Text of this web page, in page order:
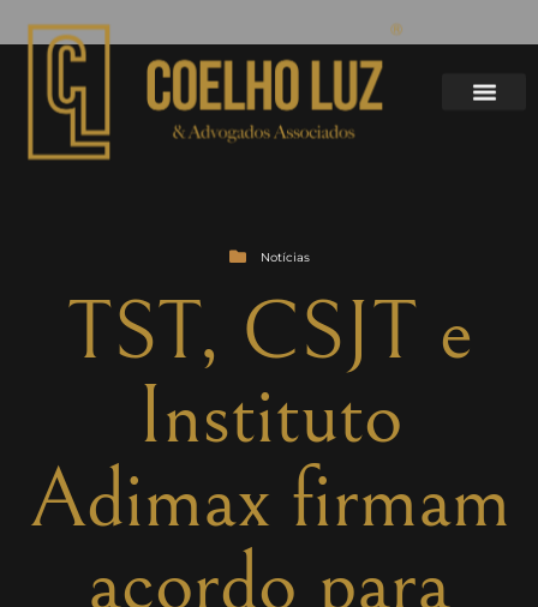
Notícias
TST, CSJT e
Instituto
Adimax firmam
acordo para